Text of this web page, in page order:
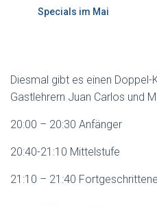
Specials im Mai
Diesmal gibt es einen
Gastlehrern Juan Carlos und
20:00 – 20:30 Anfänger
20:40-21:10 Mittelstufe
21:10 – 21:40 Fortgeschrittene